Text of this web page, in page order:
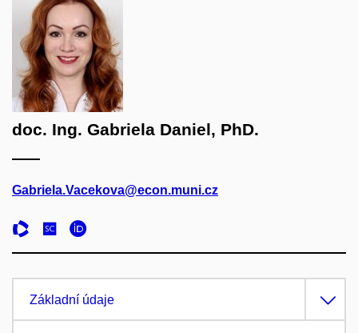
doc. Ing. Gabriela Daniel, PhD.
Gabriela.Vacekova@econ.muni.cz
Základní údaje